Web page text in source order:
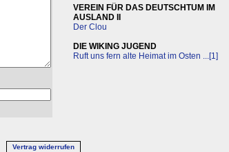
VEREIN FÜR DAS DEUTSCHTUM IM
AUSLAND II
Der Clou
DIE WIKING JUGEND
Ruft uns fern alte Heimat im Osten ...[1]
Vertrag widerrufen